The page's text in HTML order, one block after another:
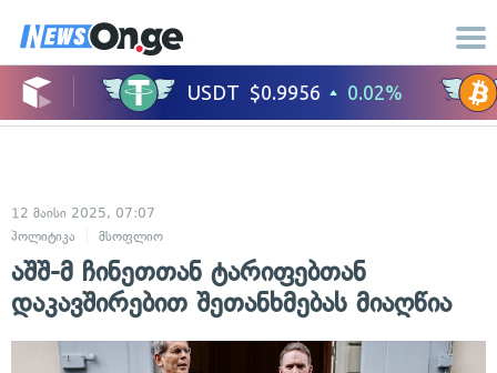
12 მაისი 2025, 07:07
პოლიტიკა
მსოფლიო
აშშ-მ ჩინეთთან ტარიფებთან
დაკავშირებით შეთანხმებას მიაღწია